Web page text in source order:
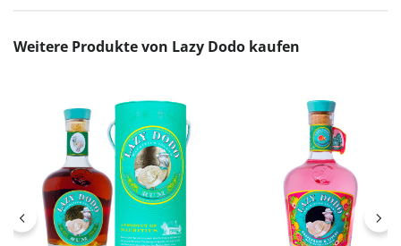
Produktgalerie überspringen
Weitere Produkte von Lazy Dodo kaufen